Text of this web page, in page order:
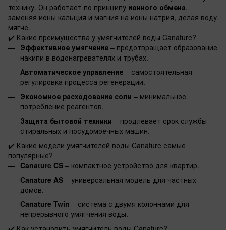
технику. Он работает по принципу ионного обмена,
заменяя ионы кальция и магния на ионы натрия, делая воду
мягче.
✔️ Какие преимущества у умягчителей воды Canature?
Эффективное умягчение – предотвращает образование
накипи в водонагревателях и трубах.
Автоматическое управление – самостоятельная
регулировка процесса регенерации.
Экономное расходование соли – минимальное
потребление реагентов.
Защита бытовой техники – продлевает срок службы
стиральных и посудомоечных машин.
✔️ Какие модели умягчителей воды Canature самые
популярные?
Canature CS – компактное устройство для квартир.
Canature AS – универсальная модель для частных
домов.
Canature Twin – система с двумя колоннами для
непрерывного умягчения воды.